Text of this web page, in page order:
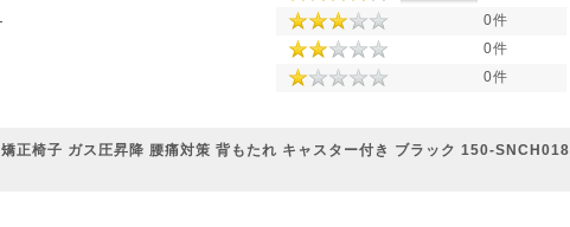
0件
0件
0件
正椅子 ガス圧昇降 腰痛対策 背もたれ キャスター付き ブラック 150-SNCH018